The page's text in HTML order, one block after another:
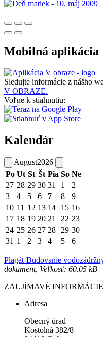
Mobilná aplikácia
Sledujte informácie z nášho
V OBRAZE.
Voľne k stiahnutiu:
Kalendár
August2026
Po Ut St Št Pia So Ne
27 28 29 30 31 1
2
3
4 5 6 7 8
9
10 11 12 13 14 15 16
17 18 19 20 21 22 23
24 25 26 27 28 29 30
31 1 2 3 4 5 6
Plagát-Budovanie
dokument, Veľkosť: 60.05 kB
ZAUJÍMAVÉ INFORMÁCIE
Adresa
Obecný úrad
Kostolná 382/8